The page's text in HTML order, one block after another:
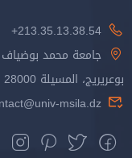
213.35.13.38.54+
جامعة محمد
بوعريريج، المسيلة 28000 الجزائر
msila.dz